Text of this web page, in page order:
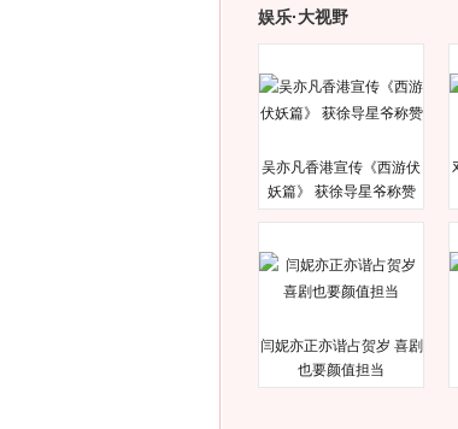
娱乐·大视野
吴亦凡香港宣传《西游伏
妖篇》 获徐导星爷称赞
闫妮亦正亦谐占贺岁 喜剧
也要颜值担当